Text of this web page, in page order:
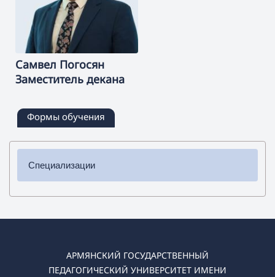
Самвел Погосян
Заместитель декана
Формы обучения
Специализации
✔ Бакалавриат
✔ Магистратура
➜ История
АРМЯНСКИЙ ГОСУДАРСТВЕННЫЙ
ПЕДАГОГИЧЕСКИЙ УНИВЕРСИТЕТ ИМЕНИ